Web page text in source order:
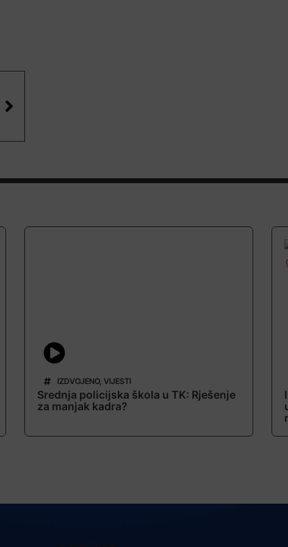
IZDVOJENO, VIJESTI
Srednja policijska škola u TK: Rješenje
za manjak kadra?